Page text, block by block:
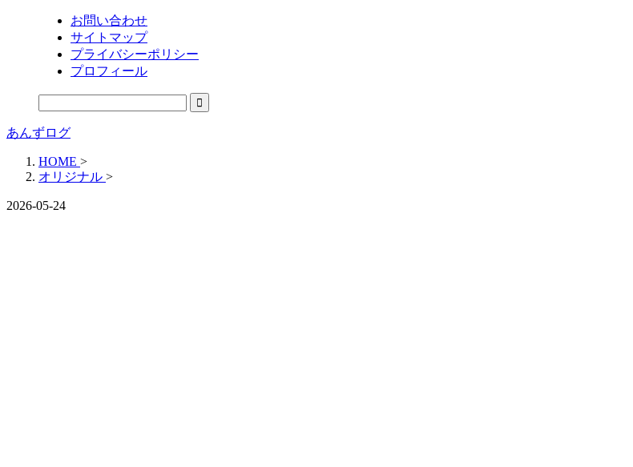
お問い合わせ
サイトマップ
プライバシーポリシー
プロフィール
あんずログ
HOME >
オリジナル >
2026-05-24